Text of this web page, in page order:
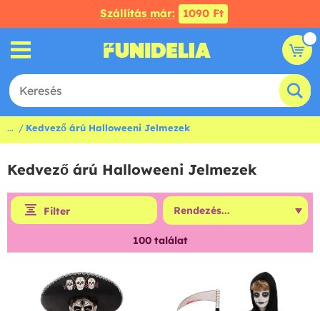
Szállítás már: 1090 Ft
... Kedvező árú Halloweeni Jelmezek
Kedvező árú Halloweeni Jelmezek
Filter
100találat